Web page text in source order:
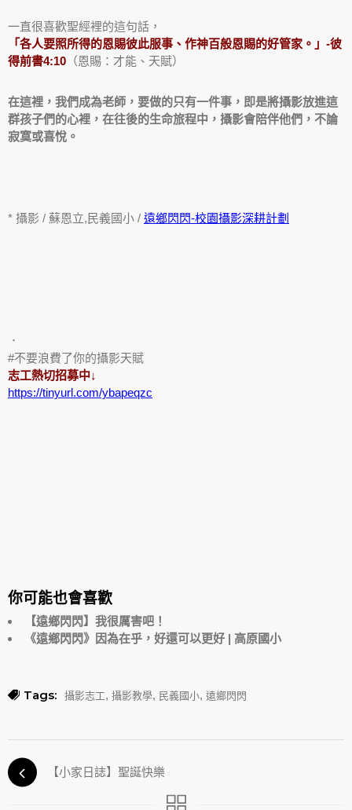
一直很喜歡聖經裡的這句話，
「各人要照所得的恩賜彼此服事、作神百般恩賜的好管家。」-彼
得前書4:10 （恩賜：才能、天賦）
在這裡，我們成為老師，要做的只有一件事，即是將攝影放進這
群孩子們的心裡，在往後的生命旅程中，攝影會陪伴他們，不論
寂寞或喜悅。
* 攝影 / 蘇恩立,民義國小 / 遠鄉閃閃-校園攝影深耕計劃
．
#不要浪費了你的攝影天賦
志工熱切招募中↓
https://tinyurl.com/ybapeqzc
你可能也會喜歡
【遠鄉閃閃】我很厲害吧！
《遠鄉閃閃》因為在乎，好還可以更好 | 高原國小
Tags: 攝影志工, 攝影教學, 民義國小, 遠鄉閃閃
【小家日誌】聖誕快樂